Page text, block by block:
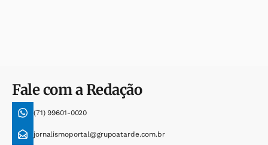
Fale com a Redação
(71) 99601-0020
jornalismoportal@grupoatarde.com.br